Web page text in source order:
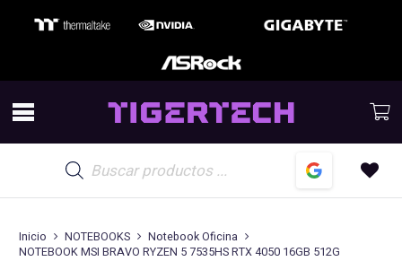
de
productos
Inicio NOTEBOOKS
Notebook Oficina
NOTEBOOK MSI BRAVO RYZEN 5 7535HS RTX 4050 16GB 512G